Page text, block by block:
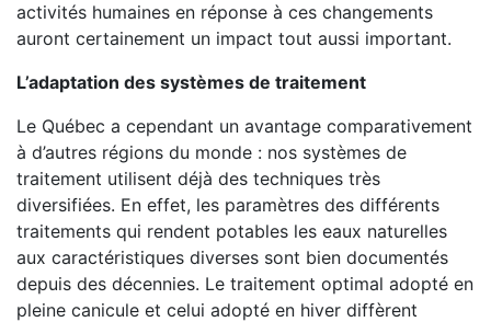
activités humaines en réponse à ces changements
auront certainement un impact tout aussi important.
L’adaptation des systèmes de traitement
Le Québec a cependant un avantage comparativement
à d’autres régions du monde : nos systèmes de
traitement utilisent déjà des techniques très
diversifiées. En effet, les paramètres des différents
traitements qui rendent potables les eaux naturelles
aux caractéristiques diverses sont bien documentés
depuis des décennies. Le traitement optimal adopté en
pleine canicule et celui adopté en hiver diffèrent